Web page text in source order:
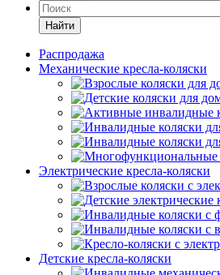
Найти
Распродажа
Механические кресла-коляски
Электрические кресла-коляски
Детские кресла-коляски